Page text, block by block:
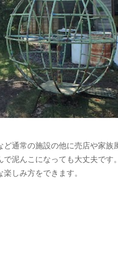
通常の施設の他に売店や家族
泥んこになっても大丈夫です
しみ方をできます。